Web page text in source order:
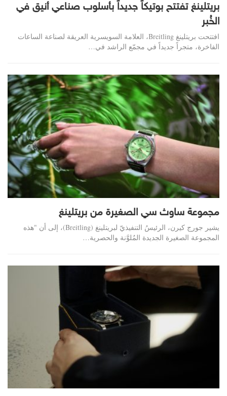
بريتلينغ تفتتح بوتيكاً جديداً بأسلوب صناعي أنيق في
الخُبر
افتتحت بريتلينغ Breitling، العلامة السويسرية العريقة لصناعة الساعات
الفاخرة، متجراً جديداً في مجمّع الراشد في…
مجموعة ساوث سي الصغيرة من بريتلينغ
يشير جورج كيرن، الرئيسُ التنفيذيّ لبريتلينغ (Breitling)، إلى أن "هذه
المجموعة الصغيرة الجديدة المُلوَّنة والحصرية…